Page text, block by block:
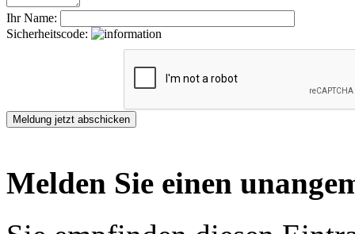
Ihr Name:
Sicherheitscode:
Melden Sie einen